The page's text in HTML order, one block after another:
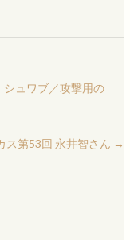
ュワブ／攻撃用の
ス第53回 永井智さん →